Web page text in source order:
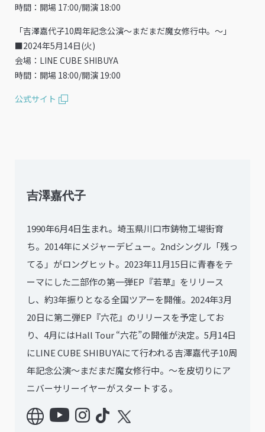
時間：開場 17:00/開演 18:00
「吉澤嘉代子10周年記念公演〜まだまだ魔女修行中。〜」
■2024年5月14日(火)
会場：LINE CUBE SHIBUYA
時間：開場 18:00/開演 19:00
公式サイト
吉澤嘉代子
1990年6月4日生まれ。埼玉県川口市鋳物工場街育
ち。2014年にメジャーデビュー。2ndシングル「残っ
てる」がロングヒット。2023年11月15日に青春をテ
ーマにした二部作の第一弾EP『若草』をリリース
し、約3年振りとなる全国ツアーを開催。2024年3月
20日に第二弾EP『六花』のリリースを予定してお
り、4月にはHall Tour “六花”の開催が決定。5月14日
にLINE CUBE SHIBUYAにて行われる吉澤嘉代子10周
年記念公演〜まだまだ魔女修行中。〜を皮切りにア
ニバーサリーイヤーがスタートする。